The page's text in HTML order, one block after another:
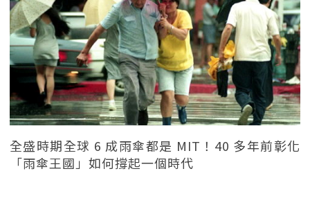
全盛時期全球 6 成雨傘都是 MIT！40 多年前彰化
「雨傘王國」如何撐起一個時代